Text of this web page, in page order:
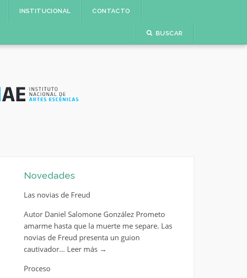
INSTITUCIONAL CONTACTO
BUSCAR
Novedades
Las novias de Freud
Autor Daniel Salomone González Prometo
amarme hasta que la muerte me separe. Las
novias de Freud presenta un guion
cautivador… Leer más →
Proceso